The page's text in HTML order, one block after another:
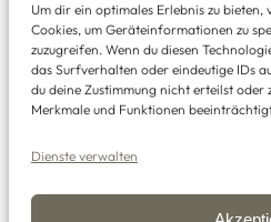
Um dir ein optimales Erlebnis zu
Cookies, um Geräteinformationen zu
zuzugreifen. Wenn du diesen
das Surfverhalten oder eindeutige IDs
du deine Zustimmung nicht erteilst oder
Merkmale und Funktionen
Dienste verwalten